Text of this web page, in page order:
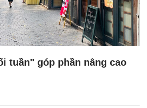
tuần" góp phần nâng cao